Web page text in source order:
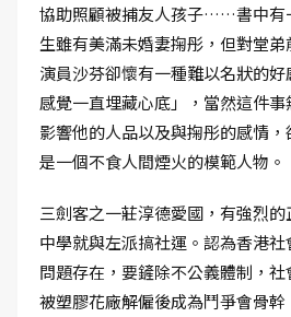
協助照顧被捕友人孩子……書中有
生雖有美滿未婚妻掬彤，但對堂
演員沙芬卻懷有一種難以名狀的
感覺一直埋藏心底」，當然這件
影響他的人品以及與掬彤的感情
是一個不食人間煙火的模範人物。
三劍客之一莊淳德愛國，有強烈
中學就與左派搞社運。認為香港
問題存在，要鏟除不公義體制，
被塑膠花廠解僱後成為鬥爭會骨